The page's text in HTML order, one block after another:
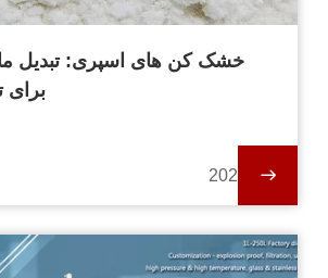
خشک کن های اسپری: تبدیل
برای
2024-01-19